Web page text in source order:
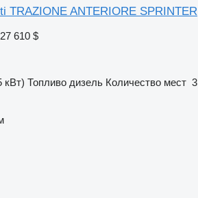
TRAZIONE ANTERIORE SPRINTER
610 $
кВт) Топливо дизель Количество мест 3